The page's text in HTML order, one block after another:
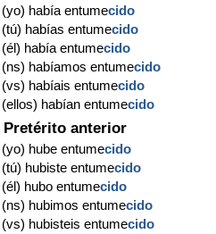
(yo) había entumecido
(tú) habías entumecido
(él) había entumecido
(ns) habíamos entumecido
(vs) habíais entumecido
(ellos) habían entumecido
Pretérito anterior
(yo) hube entumecido
(tú) hubiste entumecido
(él) hubo entumecido
(ns) hubimos entumecido
(vs) hubisteis entumecido